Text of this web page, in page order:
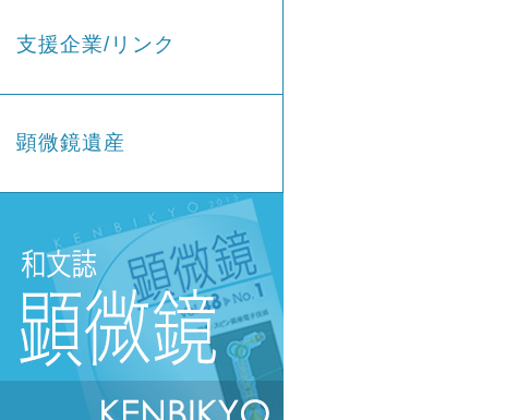
支援企業/リンク
顕微鏡遺産